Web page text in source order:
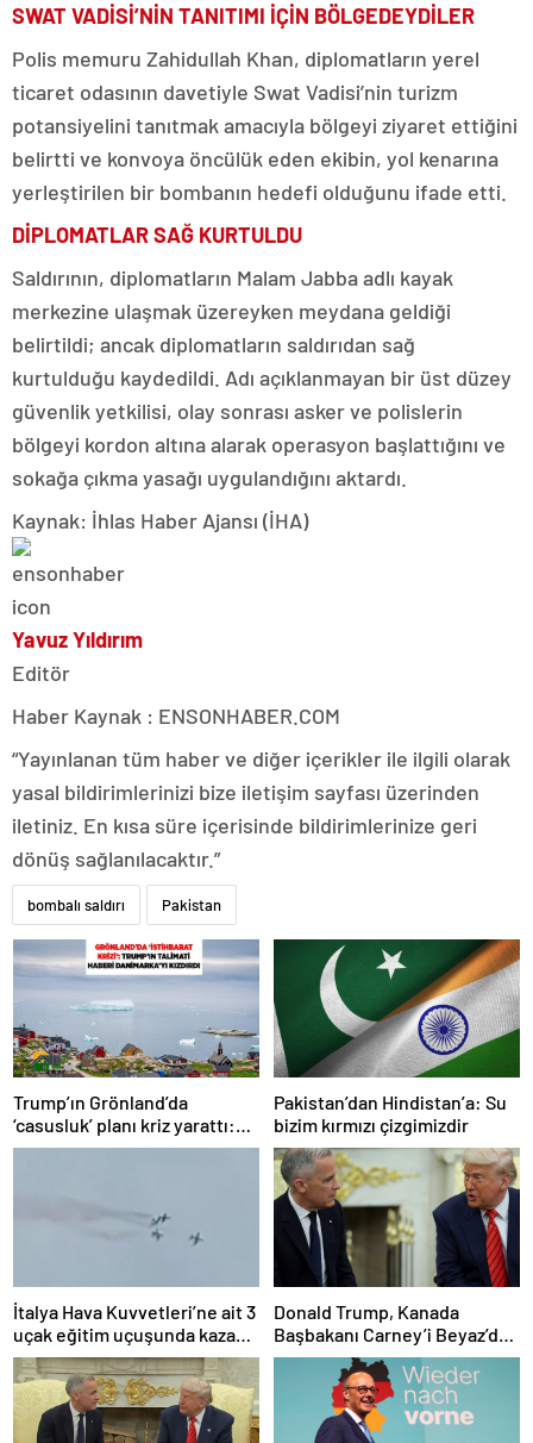
SWAT VADİSİ’NİN TANITIMI İÇİN BÖLGEDEYDİLER
Polis memuru Zahidullah Khan, diplomatların yerel
ticaret odasının davetiyle Swat Vadisi’nin turizm
potansiyelini tanıtmak amacıyla bölgeyi ziyaret ettiğini
belirtti ve konvoya öncülük eden ekibin, yol kenarına
yerleştirilen bir bombanın hedefi olduğunu ifade etti.
DİPLOMATLAR SAĞ KURTULDU
Saldırının, diplomatların Malam Jabba adlı kayak
merkezine ulaşmak üzereyken meydana geldiği
belirtildi; ancak diplomatların saldırıdan sağ
kurtulduğu kaydedildi. Adı açıklanmayan bir üst düzey
güvenlik yetkilisi, olay sonrası asker ve polislerin
bölgeyi kordon altına alarak operasyon başlattığını ve
sokağa çıkma yasağı uygulandığını aktardı.
Kaynak: İhlas Haber Ajansı (İHA)
Yavuz Yıldırım
Editör
Haber Kaynak : ENSONHABER.COM
“Yayınlanan tüm haber ve diğer içerikler ile ilgili olarak
yasal bildirimlerinizi bize iletişim sayfası üzerinden
iletiniz. En kısa süre içerisinde bildirimlerinize geri
dönüş sağlanılacaktır.”
bombalı saldırı Pakistan
Trump’ın Grönland’da
‘casusluk’ planı kriz yarattı:
Danimarka ABD elçisini
Pakistan’dan Hindistan’a: Su
bizim kırmızı çizgimizdir
İtalya Hava Kuvvetleri’ne ait 3
uçak eğitim uçuşunda kaza
yaptı
Donald Trump, Kanada
Başbakanı Carney’i Beyaz’da
ağırladı